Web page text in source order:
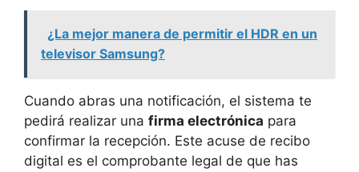
¿La mejor manera de permitir el HDR en un
televisor Samsung?
Cuando abras una notificación, el sistema te
pedirá realizar una firma electrónica para
confirmar la recepción. Este acuse de recibo
digital es el comprobante legal de que has